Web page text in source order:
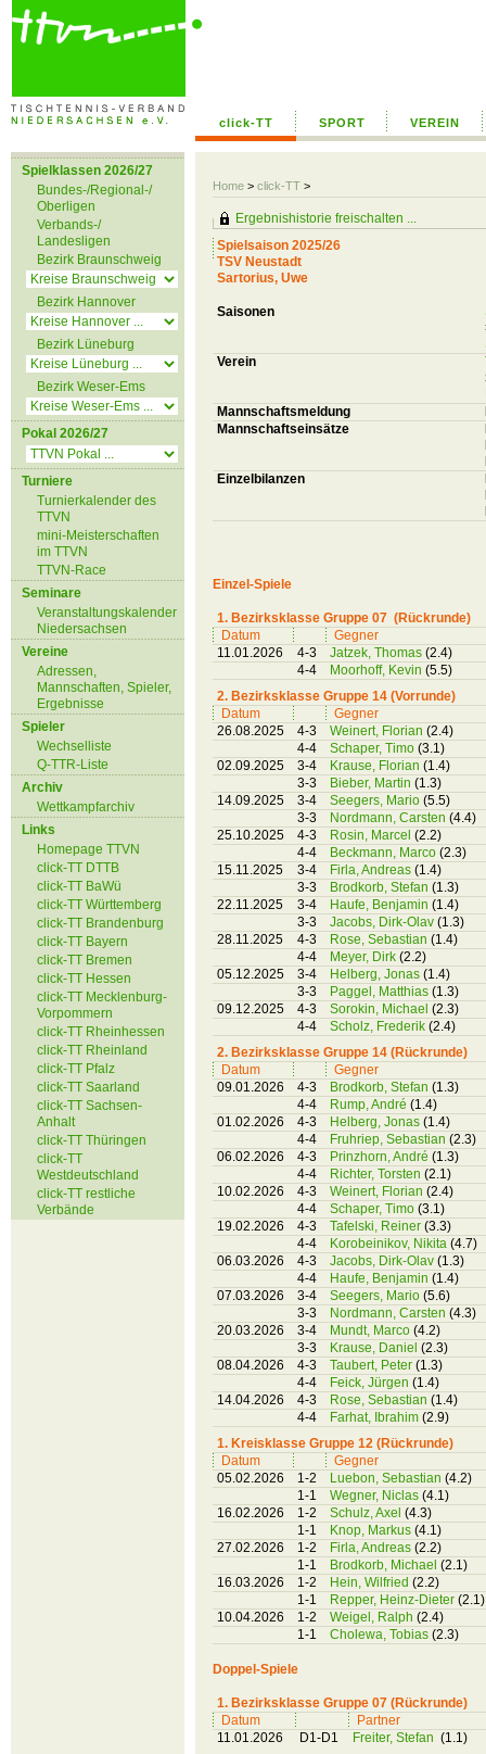
click-TT SPORT VEREIN
Home > click-TT >
Spielklassen 2026/27
Bundes-/Regional-/
Oberligen
Verbands-/
Landesligen
Bezirk Braunschweig
Bezirk Hannover
Bezirk Lüneburg
Bezirk Weser-Ems
Pokal 2026/27
Turniere
Turnierkalender des
TTVN
mini-Meisterschaften
im TTVN
TTVN-Race
Seminare
Veranstaltungskalender
Niedersachsen
Vereine
Adressen,
Mannschaften, Spieler,
Ergebnisse
Spieler
Wechselliste
Q-TTR-Liste
Archiv
Wettkampfarchiv
Links
Homepage TTVN
click-TT DTTB
click-TT BaWü
click-TT Württemberg
click-TT Brandenburg
click-TT Bayern
click-TT Bremen
click-TT Hessen
click-TT Mecklenburg-
Vorpommern
click-TT Rheinhessen
click-TT Rheinland
click-TT Pfalz
click-TT Saarland
click-TT Sachsen-
Anhalt
click-TT Thüringen
click-TT
Westdeutschland
click-TT restliche
Verbände
Ergebnishistorie freischalten ...
Spielsaison 2025/26
TSV Neustadt
Sartorius, Uwe
Saisonen
Verein
Mannschaftsmeldung
Mannschaftseinsätze
Einzelbilanzen
Einzel-Spiele
1. Bezirksklasse Gruppe 07 (Rückrunde)
Datum
Gegner
11.01.2026
4-3 Jatzek, Thomas (2.4)
4-4
Moorhoff, Kevin (5.5)
2. Bezirksklasse Gruppe 14 (Vorrunde)
Datum
Gegner
26.08.2025
4-3 Weinert, Florian (2.4)
4-4
Schaper, Timo (3.1)
02.09.2025
3-4 Krause, Florian (1.4)
3-3
Bieber, Martin (1.3)
14.09.2025
3-4 Seegers, Mario (5.5)
3-3
Nordmann, Carsten (4.4)
25.10.2025
4-3 Rosin, Marcel (2.2)
4-4
Beckmann, Marco (2.3)
15.11.2025
3-4 Firla, Andreas (1.4)
3-3
Brodkorb, Stefan (1.3)
22.11.2025
3-4 Haufe, Benjamin (1.4)
3-3
Jacobs, Dirk-Olav (1.3)
28.11.2025
4-3 Rose, Sebastian (1.4)
4-4
Meyer, Dirk (2.2)
05.12.2025
3-4 Helberg, Jonas (1.4)
3-3
Paggel, Matthias (1.3)
09.12.2025
4-3 Sorokin, Michael (2.3)
4-4
Scholz, Frederik (2.4)
2. Bezirksklasse Gruppe 14 (Rückrunde)
Datum
Gegner
09.01.2026
4-3 Brodkorb, Stefan (1.3)
4-4
Rump, André (1.4)
01.02.2026
4-3 Helberg, Jonas (1.4)
4-4
Fruhriep, Sebastian (2.3)
06.02.2026
4-3 Prinzhorn, André (1.3)
4-4
Richter, Torsten (2.1)
10.02.2026
4-3 Weinert, Florian (2.4)
4-4
Schaper, Timo (3.1)
19.02.2026
4-3 Tafelski, Reiner (3.3)
4-4
Korobeinikov, Nikita (4.7)
06.03.2026
4-3 Jacobs, Dirk-Olav (1.3)
4-4
Haufe, Benjamin (1.4)
07.03.2026
3-4 Seegers, Mario (5.6)
3-3
Nordmann, Carsten (4.3)
20.03.2026
3-4 Mundt, Marco (4.2)
3-3
Krause, Daniel (2.3)
08.04.2026
4-3 Taubert, Peter (1.3)
4-4
Feick, Jürgen (1.4)
14.04.2026
4-3 Rose, Sebastian (1.4)
4-4
Farhat, Ibrahim (2.9)
1. Kreisklasse Gruppe 12 (Rückrunde)
Datum
Gegner
05.02.2026
1-2 Luebon, Sebastian (4.2)
1-1
Wegner, Niclas (4.1)
16.02.2026
1-2 Schulz, Axel (4.3)
1-1
Knop, Markus (4.1)
27.02.2026
1-2 Firla, Andreas (2.2)
1-1
Brodkorb, Michael (2.1)
16.03.2026
1-2 Hein, Wilfried (2.2)
1-1
Repper, Heinz-Dieter (2.1)
10.04.2026
1-2 Weigel, Ralph (2.4)
1-1
Cholewa, Tobias (2.3)
Doppel-Spiele
1. Bezirksklasse Gruppe 07 (Rückrunde)
Datum
Partner
11.01.2026
D1-D1 Freiter, Stefan (1.1)